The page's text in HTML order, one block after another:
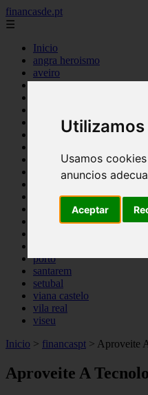
Usamos
anuncios
Aceptar
financasde.pt
☰
Inicio
angra heroismo
aveiro
beja
castelo branco
coimbra
guarda
madeira
porto
santarem
setubal
viana castelo
vila real
viseu
Inicio > financaspt > Aproveite
Aproveite A